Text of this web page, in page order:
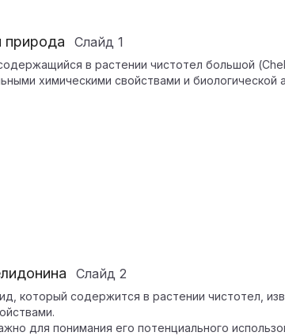
природа Слайд 1
в растении чистотел большой
химическими свойствами и биологической
Слайд 2
который содержится в растении чистотел,
для понимания его потенциального